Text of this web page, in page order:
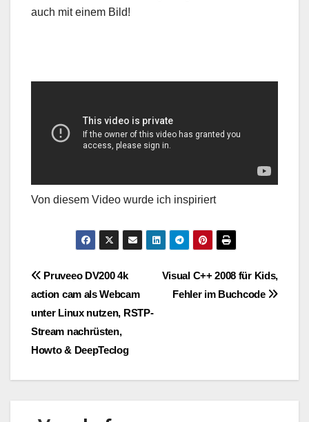
auch mit einem Bild!
Von diesem Video wurde ich inspiriert
Beitragsnavigation
Visual C++ 2008 für Kids,
Fehler im Buchcode
Pruveeo DV200 4k
action cam als Webcam
unter Linux nutzen, RSTP-
Stream nachrüsten,
Howto & DeepTeclog